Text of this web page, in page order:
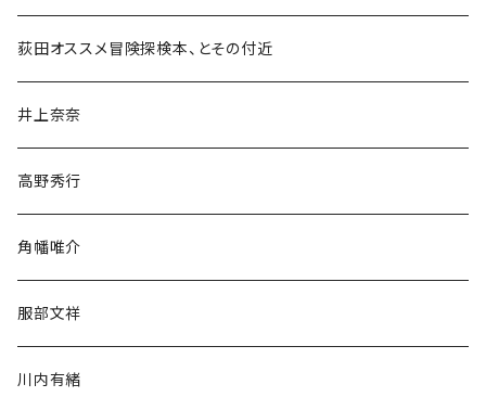
和書
文学・小説・物語
随筆・ノンフィクション・その他
荻田オススメ冒険探検本、とその付近
井上奈奈
高野秀行
角幡唯介
服部文祥
川内有緒